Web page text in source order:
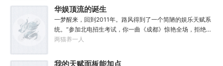
愉快地告知各位一件事，你们的时事政治将增加一串新的考
点，或许再过两年还会编入历史教材，不过那就不是各位需
要担心的事了。”“啊？”“怪兽宣传特区——这是界门区即将
获得的新称谓，也是今年的新考点。”“至于造就并推进这项
新政策的形象代言人，既是我的学生，也是各位的学长，换
事顺心的那位？”“没错，奥默.林顿，林顿事务所的所长、中
华娱顶流的诞生
一梦醒来，回到2011年。路风得到了一个简陋的娱乐天赋系
统。“参加北电招生考试，你一曲《成都》惊艳全场，拒绝蜜
姐邀请，发疯苦学备战高考，以专业第一名入学，恭喜你，
想窒息，带资进组，截胡男一号，与狮姐疯狂炒CP，成功登
两猫养一人
我的天赋面板能加点